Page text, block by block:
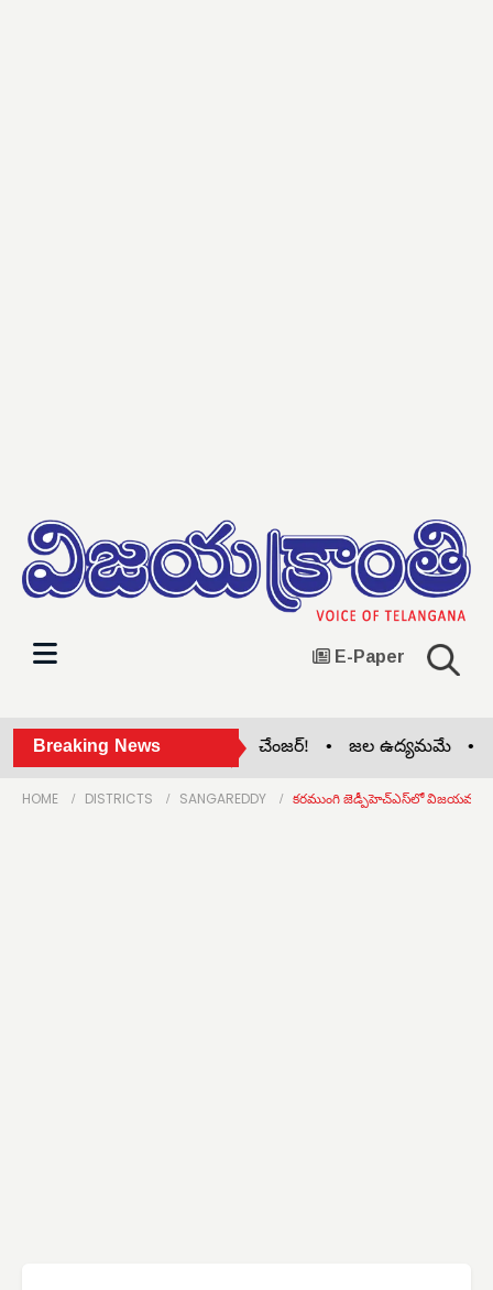
E-Paper
Breaking News
ఇందిరమ్మ ఇండ్లు.. రేవంత్ గేమ్ చేంజర్! • జల ఉద్యమమే •
HOME DISTRICTS SANGAREDDY కరముంగి జెడ్పీహెచ్‌ఎస్‌లో